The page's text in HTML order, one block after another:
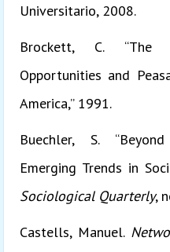
Universitario, 2008.
Brockett, C.
Opportunities and
America,” 1991.
Buechler, S.
Emerging Trends in
Sociological Quarterly,
Castells, Manuel.